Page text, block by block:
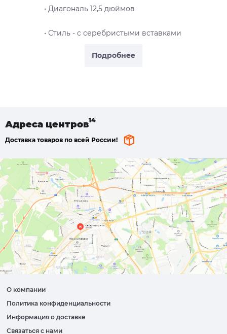
Подробнее
• Диагональ 12,5 дюймов
• Стиль - c серебристыми вставками
Адреса центров
Доставка товаров по всей России!
О компании
Политика конфиденциальности
Информация о доставке
Связаться с нами